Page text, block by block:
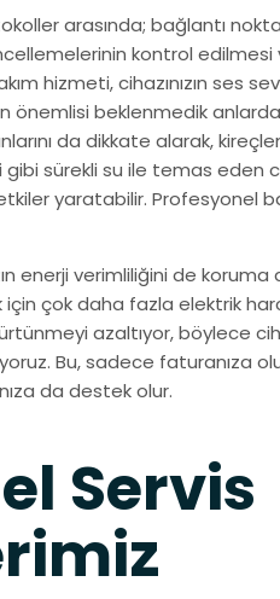
arasında; bağlantı
kontrol
hizmeti, cihazınızın ses
önemlisi beklenmedik
da dikkate alarak,
gibi sürekli su ile temas eden
yaratabilir. Profesyonel
enerji verimliliğini de
için çok daha fazla elektrik
azaltıyor, böylece
Bu, sadece faturanıza
da destek olur.
Servis